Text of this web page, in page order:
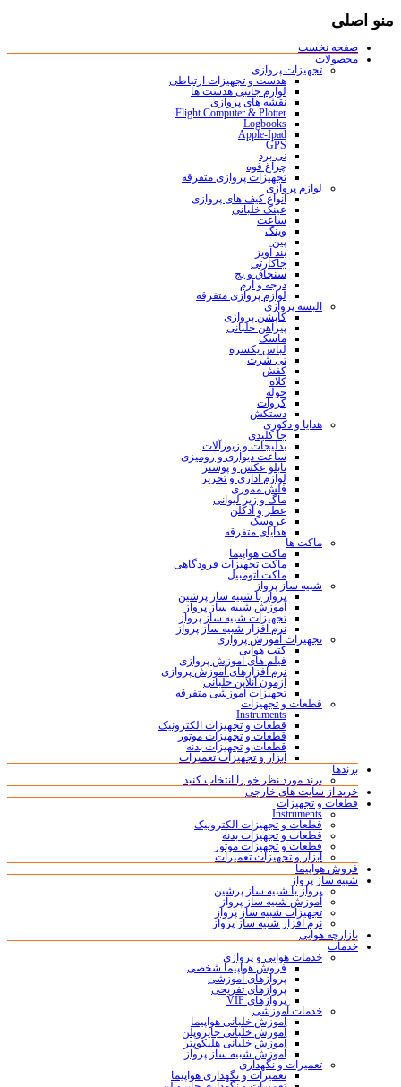
منو اصلی
صفحه نخست
محصولات
تجهیزات پروازی
هدست و تجهیزات ارتباطی
لوازم جانبی هدست ها
نقشه های پروازی
Flight Computer & Plotter
Logbooks
Apple-Ipad
GPS
نی برد
چراغ قوه
تجهیزات پروازی متفرقه
لوازم پروازی
انواع کیف های پروازی
عینک خلبانی
ساعت
وینگ
پین
بند آویز
جاکارتی
سنجاق و بج
درجه و آرم
لوازم پروازی متفرقه
البسه پروازی
کاپشن پروازی
پیراهن خلبانی
ماسک
لباس یکسره
تی شرت
کفش
کلاه
حوله
کروات
دستکش
هدایا و دکوری
جا کلیدی
بدلیجات و زیورآلات
ساعت دیواری و رومیزی
تابلو عکس و پوستر
لوازم اداری و تحریر
فلش مموری
ماگ و زیر لیوانی
عطر و ادکلن
عروسک
هدایای متفرقه
ماکت ها
ماکت هواپیما
ماکت تجهیزات فرودگاهی
ماکت اتومبیل
شبیه ساز پرواز
پرواز با شبیه ساز پرشین
آموزش شبیه ساز پرواز
تجهیزات شبیه ساز پرواز
نرم افزار شبیه ساز پرواز
تجهیزات آموزش پروازی
کتب هوایی
فیلم های آموزش پروازی
نرم افزارهای آموزش پروازی
آزمون آنلاین خلبانی
تجهیزات آموزشی متفرقه
قطعات و تجهیزات
Instruments
قطعات و تجهیزات الکترونیک
قطعات و تجهیزات موتور
قطعات و تجهیزات بدنه
ابزار و تجهیزات تعمیرات
برندها
برند مورد نظر خو را انتخاب کنید
خرید از سایت های خارجی
قطعات و تجهیزات
Instruments
قطعات و تجهیزات الکترونیک
قطعات و تجهیزات بدنه
قطعات و تجهیزات موتور
ابزار و تجهیزات تعمیرات
فروش هواپیما
شبیه ساز پرواز
پرواز با شبیه ساز پرشین
آموزش شبیه ساز پرواز
تجهیزات شبیه ساز پرواز
نرم افزار شبیه ساز پرواز
بازارچه هوایی
خدمات
خدمات هوایی و پروازی
فروش هواپیما شخصی
پروازهای آموزشی
پروازهای تفریحی
پروازهای VIP
خدمات آموزشی
آموزش خلبانی هواپیما
آموزش خلبانی جایروپلن
آموزش خلبانی هلیکوپتر
آموزش شبیه ساز پرواز
تعمیرات و نگهداری
تعمیرات و نگهداری هواپیما